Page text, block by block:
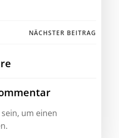
NÄCHSTER BEITRAG
sein, um einen